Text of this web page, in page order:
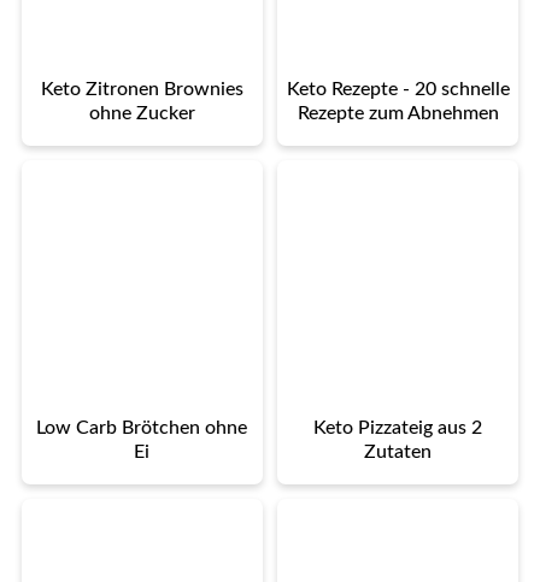
Keto Zitronen Brownies
ohne Zucker
Keto Rezepte - 20 schnelle
Rezepte zum Abnehmen
Low Carb Brötchen ohne
Ei
Keto Pizzateig aus 2
Zutaten